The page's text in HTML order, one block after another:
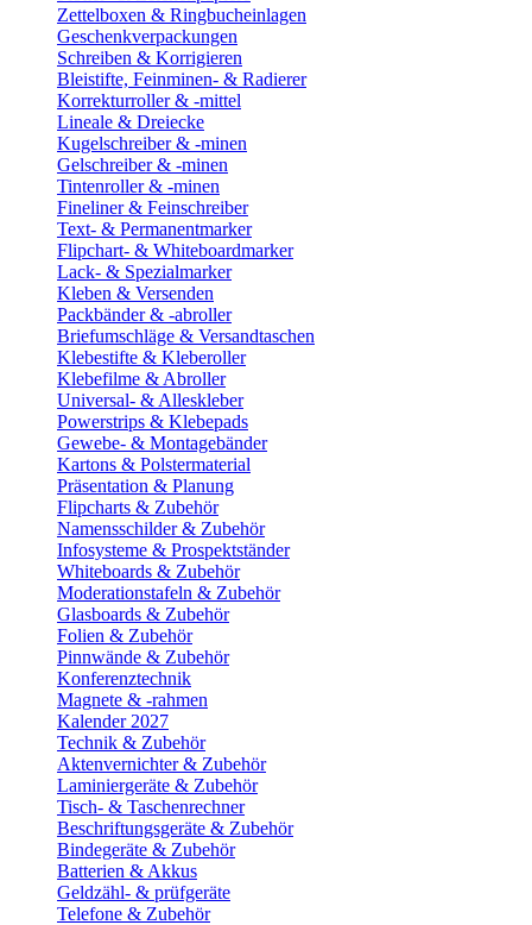
Zettelboxen & Ringbucheinlagen
Geschenkverpackungen
Schreiben & Korrigieren
Bleistifte, Feinminen- & Radierer
Korrekturroller & -mittel
Lineale & Dreiecke
Kugelschreiber & -minen
Gelschreiber & -minen
Tintenroller & -minen
Fineliner & Feinschreiber
Text- & Permanentmarker
Flipchart- & Whiteboardmarker
Lack- & Spezialmarker
Kleben & Versenden
Packbänder & -abroller
Briefumschläge & Versandtaschen
Klebestifte & Kleberoller
Klebefilme & Abroller
Universal- & Alleskleber
Powerstrips & Klebepads
Gewebe- & Montagebänder
Kartons & Polstermaterial
Präsentation & Planung
Flipcharts & Zubehör
Namensschilder & Zubehör
Infosysteme & Prospektständer
Whiteboards & Zubehör
Moderationstafeln & Zubehör
Glasboards & Zubehör
Folien & Zubehör
Pinnwände & Zubehör
Konferenztechnik
Magnete & -rahmen
Kalender 2027
Technik & Zubehör
Aktenvernichter & Zubehör
Laminiergeräte & Zubehör
Tisch- & Taschenrechner
Beschriftungsgeräte & Zubehör
Bindegeräte & Zubehör
Batterien & Akkus
Geldzähl- & prüfgeräte
Telefone & Zubehör